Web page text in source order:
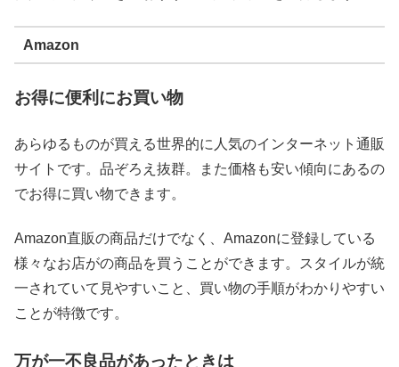
Amazon
お得に便利にお買い物
あらゆるものが買える世界的に人気のインターネット通販
サイトです。品ぞろえ抜群。また価格も安い傾向にあるの
でお得に買い物できます。
Amazon直販の商品だけでなく、Amazonに登録している
様々なお店がの商品を買うことができます。スタイルが統
一されていて見やすいこと、買い物の手順がわかりやすい
ことが特徴です。
万が一不良品があったときは